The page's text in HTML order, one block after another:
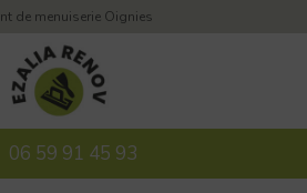
de menuiserie Oignies
06 59 91 45 93